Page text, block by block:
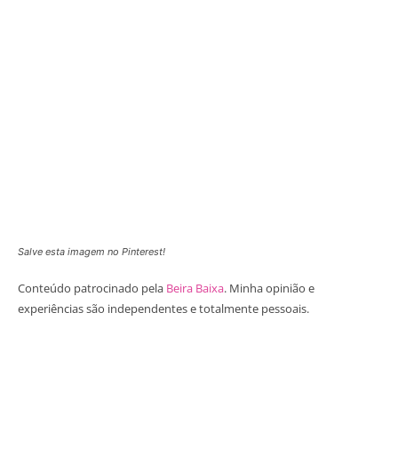
Salve esta imagem no Pinterest!
Conteúdo patrocinado pela Beira Baixa. Minha opinião e
experiências são independentes e totalmente pessoais.